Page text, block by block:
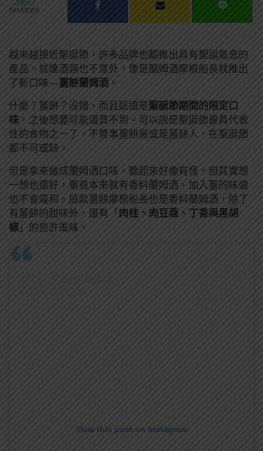
SHARES
越來越接近聖誕節，許多品牌也都推出具有聖誕氣息的
產品。就連酒類也不意外，像是蘭姆酒摩根船長就推出
了新口味—薑餅蘭姆酒 。
什麼？薑餅？沒錯，而且這還是聖誕節期間的限定口
味 ，之後想要可能還買不到。可以說是聖誕節最具代表
性的食物之一了，不管事薑餅屋或是薑餅人，在聖誕節
都不可或缺。
但是拿來做成蘭姆酒口味，聽起來好像有怪。但其實想
一想也還好，畢竟本來就有香料蘭姆酒，加入薑的味道
也不會違和。這款薑餅摩根船長也是香料蘭姆酒，除了
有薑餅的甜味外，還有「 肉桂、肉豆蔻、丁香與黑胡
椒 」的些許風味。
View this post on Instagram